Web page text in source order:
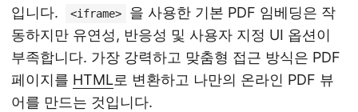
입니다.
<iframe>
을 사용한 기본 PDF 임베딩은 작
동하지만 유연성, 반응성 및 사용자 지정 UI 옵션이
부족합니다. 가장 강력하고 맞춤형 접근 방식은 PDF
페이지를 HTML로 변환하고 나만의 온라인 PDF 뷰
어를 만드는 것입니다.